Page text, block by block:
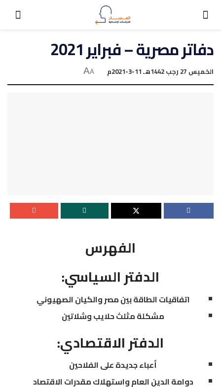
دفاتر مصرية – فبراير 2021
الخميس 27 رجب 1442هـ 11-3-2021م A
A
الفهرس
الدفتر السياسي:
اتفاقيات الطاقة بين مصر والكيان الصهيوني
مشكلة مثلث حلايب وشلاتين
الدفتر الاقتصادي:
أعباء جديدة على الفلاحين
دوامة الدين العام واستهلاك مقدرات الاقتصاد